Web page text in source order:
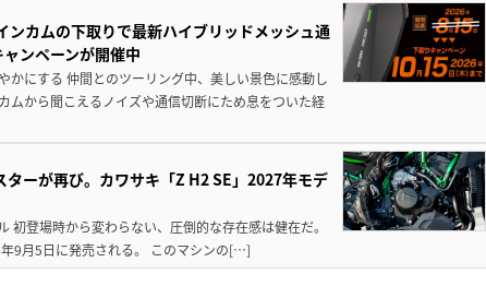
ンカムの下取りで最新ハイブリッドメッシュ通
ンペーンが開催中
かにする 仲間とのツーリング中、美しい景色に感動し
ムから聞こえるノイズや通信切断にため息をついた経
ーが再び。カワサキ「Z H2 SE」2027年モデ
初登場時から変わらない、圧倒的な存在感は健在だ。
9月5日に発売される。 このマシンの[…]